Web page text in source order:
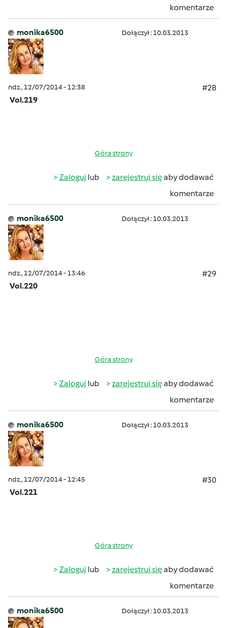
komentarze
monika6500 Dołączył : 10.03.2013
ndz., 12/07/2014 - 12:38
#28
Vol.219
Góra strony
Zaloguj lub zarejestruj sięaby dodawać
komentarze
monika6500 Dołączył : 10.03.2013
ndz., 12/07/2014 - 13:46
#29
Vol.220
Góra strony
Zaloguj lub zarejestruj sięaby dodawać
komentarze
monika6500 Dołączył : 10.03.2013
ndz., 12/07/2014 - 12:45
#30
Vol.221
Góra strony
Zaloguj lub zarejestruj sięaby dodawać
komentarze
monika6500 Dołączył : 10.03.2013